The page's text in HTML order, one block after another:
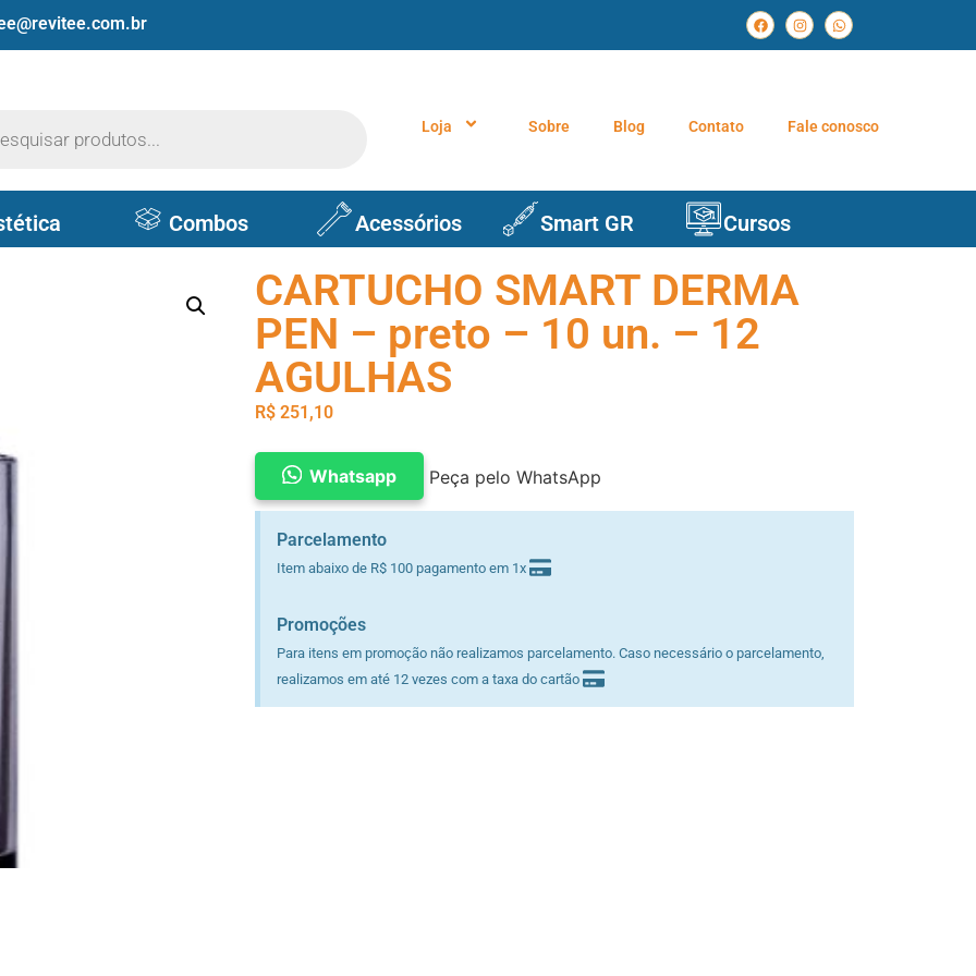
Loja Sobre Blog Contato Fale conosco
Combos Acessórios Smart GR Cursos
CARTUCHO SMART DERMA
PEN – preto – 10 un. – 12
AGULHAS
R$ 251,10
Whatsapp Peça pelo WhatsApp
Parcelamento
Item abaixo de R$ 100 pagamento em 1x
Promoções
Para itens em promoção não realizamos parcelamento. Caso necessário o parcelamento,
realizamos em até 12 vezes com a taxa do cartão